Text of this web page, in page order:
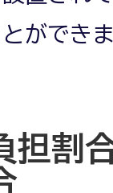
ができ
担割